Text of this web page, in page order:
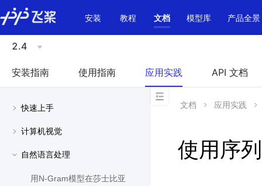
\u200E
安装
教程 文档 模型库 产品全景
2.4
安装指南 使用指南 应用实践 API 文档
快速上手
计算机视觉
自然语言处理
用N-Gram模型在莎士比亚
文档 应用实践
使用序